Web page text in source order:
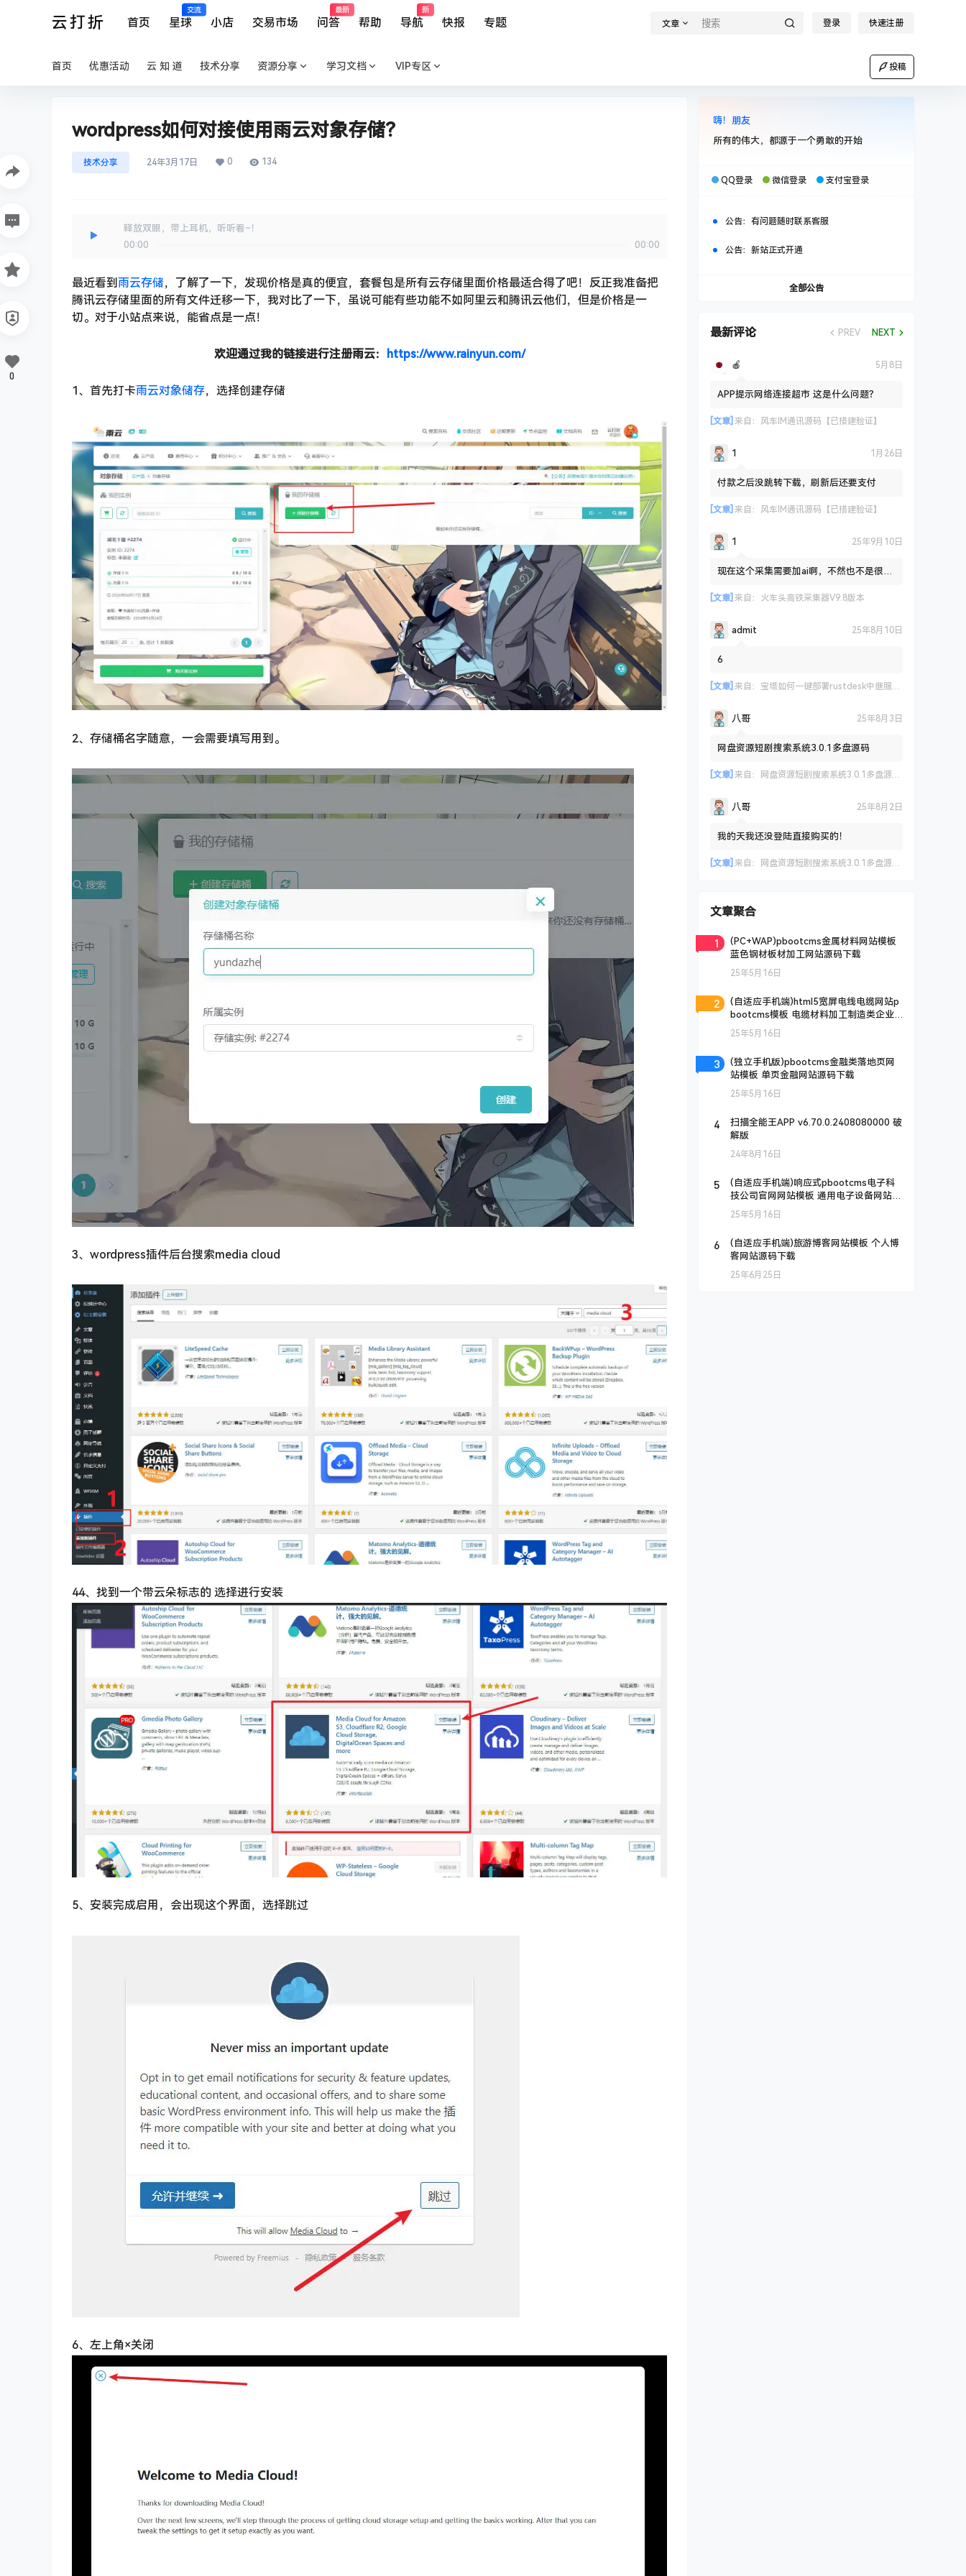
云打折 首页 星球
交流
小店 交易市场 问答
最新
帮助 导航
新
快报 专题 文章 登录 快速注册
首页 优惠活动 云 知 道 技术分享 资源分享 学习文档 VIP专区 投稿
wordpress如何对接使用雨云对象存储？
技术分享 24年3月17日 0 134
释放双眼，带上耳机，听听看~！
00:00
00:00
最近看到 雨云存储，了解了一下，发现价格是真的便宜，套餐包是所有云存储里面价格最适合得了吧！反正我准备把
腾讯云存储里面的所有文件迁移一下，我对比了一下，虽说可能有些功能不如阿里云和腾讯云他们，但是价格是一
切。对于小站点来说，能省点是一点！
欢迎通过我的链接进行注册雨云： https://www.rainyun.com/
1、首先打卡雨云对象储存，选择创建存储
2、存储桶名字随意，一会需要填写用到。
3、wordpress插件后台搜索media cloud
44、找到一个带云朵标志的 选择进行安装
5、安装完成启用，会出现这个界面，选择跳过
6、左上角×关闭
0
嗨！朋友
所有的伟大，都源于一个勇敢的开始
QQ登录 微信登录 支付宝登录
公告： 有问题随时联系客服
公告： 新站正式开通
全部公告
最新评论 PREV NEXT
🍎 5月8日
APP提示网络连接超市 这是什么问题？
[文章] 来自： 风车IM通讯源码【已搭建验证】
1 1月26日
付款之后没跳转下载，刷新后还要支付
[文章] 来自： 风车IM通讯源码【已搭建验证】
1 25年9月10日
现在这个采集需要加ai啊，不然也不是很友
[文章] 来自： 火车头高铁采集器V9.8版本
admit 25年8月10日
6
[文章] 来自： 宝塔如何一键部署rustdesk中继服务器及API 实现客户端登录远程设备管理等
八哥 25年8月3日
网盘资源短剧搜索系统3.0.1多盘源码
[文章] 来自： 网盘资源短剧搜索系统3.0.1多盘源码，支持多网盘云盘资源搜索【已测试】
八哥 25年8月2日
我的天我还没登陆直接购买的！
[文章] 来自： 网盘资源短剧搜索系统3.0.1多盘源码，支持多网盘云盘资源搜索【已测试】
文章聚合
1
(PC+WAP)pbootcms金属材料网站模板
蓝色钢材板材加工网站源码下载
25年5月16日
2
(自适应手机端)html5宽屏电线电缆网站p
bootcms模板 电缆材料加工制造类企业
网站源码下载
25年5月16日
3
(独立手机版)pbootcms金融类落地页网
站模板 单页金融网站源码下载
25年5月16日
4
扫描全能王APP v6.70.0.2408080000 破
解版
24年8月16日
5
(自适应手机端)响应式pbootcms电子科
技公司官网网站模板 通用电子设备网站源
码下载
25年5月16日
6
(自适应手机端)旅游博客网站模板 个人博
客网站源码下载
25年6月25日